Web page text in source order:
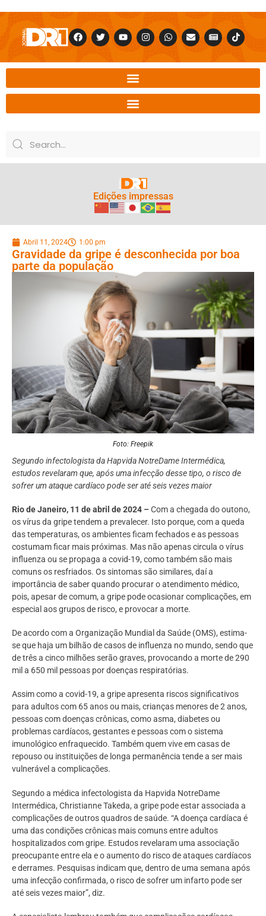
Edições impressas
Abril 11, 2024 1:00 pm
Gravidade da gripe é desconhecida por boa
parte da população
Foto: Freepik
Segundo infectologista da Hapvida NotreDame Intermédica,
estudos revelaram que, após uma infecção desse tipo, o risco de
sofrer um ataque cardíaco pode ser até seis vezes maior
Rio de Janeiro, 11 de abril de 2024 –Com a chegada do outono,
os vírus da gripe tendem a prevalecer. Isto porque, com a queda
das temperaturas, os ambientes ficam fechados e as pessoas
costumam ficar mais próximas. Mas não apenas circula o vírus
influenza ou se propaga a covid-19, como também são mais
comuns os resfriados. Os sintomas são similares, daí a
importância de saber quando procurar o atendimento médico,
pois, apesar de comum, a gripe pode ocasionar complicações, em
especial aos grupos de risco, e provocar a morte.
De acordo com a Organização Mundial da Saúde (OMS), estima-
se que haja um bilhão de casos de influenza no mundo, sendo que
de três a cinco milhões serão graves, provocando a morte de 290
mil a 650 mil pessoas por doenças respiratórias.
Assim como a covid-19, a gripe apresenta riscos significativos
para adultos com 65 anos ou mais, crianças menores de 2 anos,
pessoas com doenças crônicas, como asma, diabetes ou
problemas cardíacos, gestantes e pessoas com o sistema
imunológico enfraquecido. Também quem vive em casas de
repouso ou instituições de longa permanência tende a ser mais
vulnerável a complicações.
Segundo a médica infectologista da Hapvida NotreDame
Intermédica, Christianne Takeda, a gripe pode estar associada a
complicações de outros quadros de saúde. “A doença cardíaca é
uma das condições crônicas mais comuns entre adultos
hospitalizados com gripe. Estudos revelaram uma associação
preocupante entre ela e o aumento do risco de ataques cardíacos
e derrames. Pesquisas indicam que, dentro de uma semana após
uma infecção confirmada, o risco de sofrer um infarto pode ser
até seis vezes maior”, diz.